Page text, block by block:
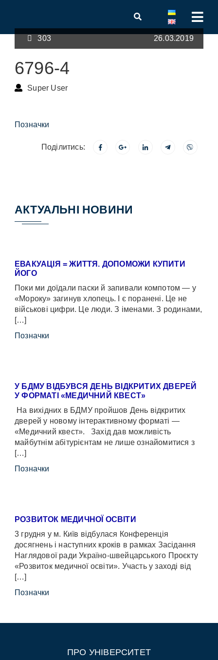
303 26.03.2019
6796-4
Super User
Позначки
Поділитись:
АКТУАЛЬНІ НОВИНИ
ЕВАКУАЦІЯ = ЖИТТЯ. ДОПОМОЖИ КУПИТИ
ЙОГО
Поки ми доїдали паски й запивали компотом — у
«Мороку» загинув хлопець. І є поранені. Це не
військові цифри. Це люди. З іменами. З родинами,
[…]
Позначки
У БДМУ ВІДБУВСЯ ДЕНЬ ВІДКРИТИХ ДВЕРЕЙ
У ФОРМАТІ «МЕДИЧНИЙ КВЕСТ»
На вихідних в БДМУ пройшов День відкритих
дверей у новому інтерактивному форматі —
«Медичний квест». Захід дав можливість
майбутнім абітурієнтам не лише ознайомитися з
[…]
Позначки
РОЗВИТОК МЕДИЧНОЇ ОСВІТИ
3 грудня у м. Київ відбулася Конференція
досягнень і наступних кроків в рамках Засідання
Наглядової ради Україно-швейцарського Проєкту
«Розвиток медичної освіти». Участь у заході від
[…]
Позначки
ПРО УНІВЕРСИТЕТ